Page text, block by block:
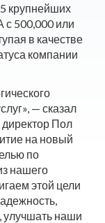
крупнейших
с 500,000 или
в качестве
компании
— сказал
Пол
на новый
по
нашего
этой цели
улучшать наши